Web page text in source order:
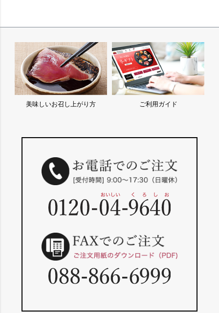
美味しいお召し上がり方 ご利用ガイド